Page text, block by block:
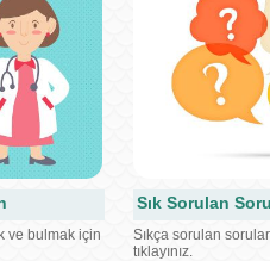
ve bulmak için
Sık Sorulan
Sıkça sorulan
tıklayınız.